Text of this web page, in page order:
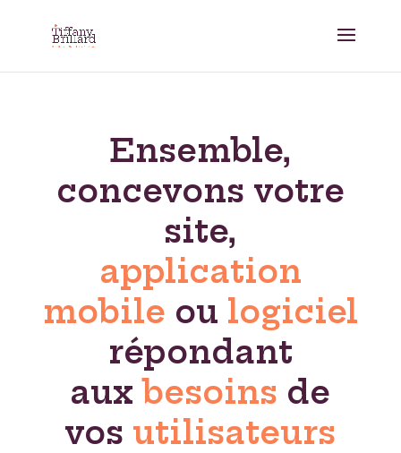
Ensemble,
concevons votre
site,
application
mobile ou logiciel
répondant
auxbesoins de
vos utilisateurs